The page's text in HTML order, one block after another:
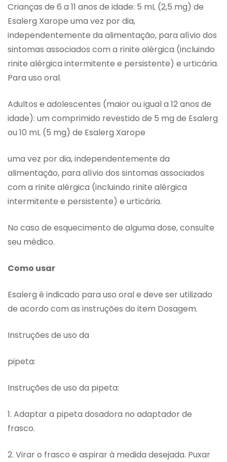
Crianças de 6 a 11 anos de idade: 5 mL (2,5 mg) de
Esalerg Xarope uma vez por dia,
independentemente da alimentação, para alívio dos
sintomas associados com a rinite alérgica (incluindo
rinite alérgica intermitente e persistente) e urticária.
Para uso oral.
Adultos e adolescentes (maior ou igual a 12 anos de
idade): um comprimido revestido de 5 mg de Esalerg
ou 10 mL (5 mg) de Esalerg Xarope
uma vez por dia, independentemente da
alimentação, para alívio dos sintomas associados
com a rinite alérgica (incluindo rinite alérgica
intermitente e persistente) e urticária.
No caso de esquecimento de alguma dose, consulte
seu médico.
Como usar
Esalerg é indicado para uso oral e deve ser utilizado
de acordo com as instruções do item Dosagem.
Instruções de uso da
pipeta:
Instruções de uso da pipeta:
1. Adaptar a pipeta dosadora no adaptador de
frasco.
2. Virar o frasco e aspirar à medida desejada. Puxar